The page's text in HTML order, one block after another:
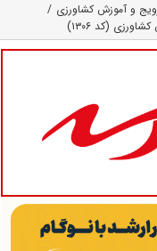
و آموزش کشاورزی
(کد ۱۳۰۶)